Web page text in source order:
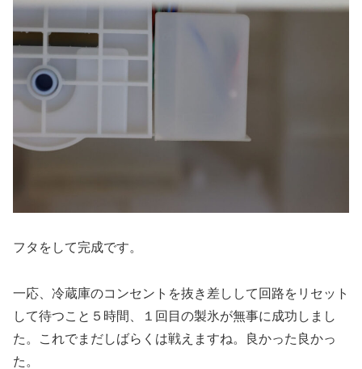
フタをして完成です。
一応、冷蔵庫のコンセントを抜き差しして回路をリセット
して待つこと５時間、１回目の製氷が無事に成功しまし
た。これでまだしばらくは戦えますね。良かった良かっ
た。